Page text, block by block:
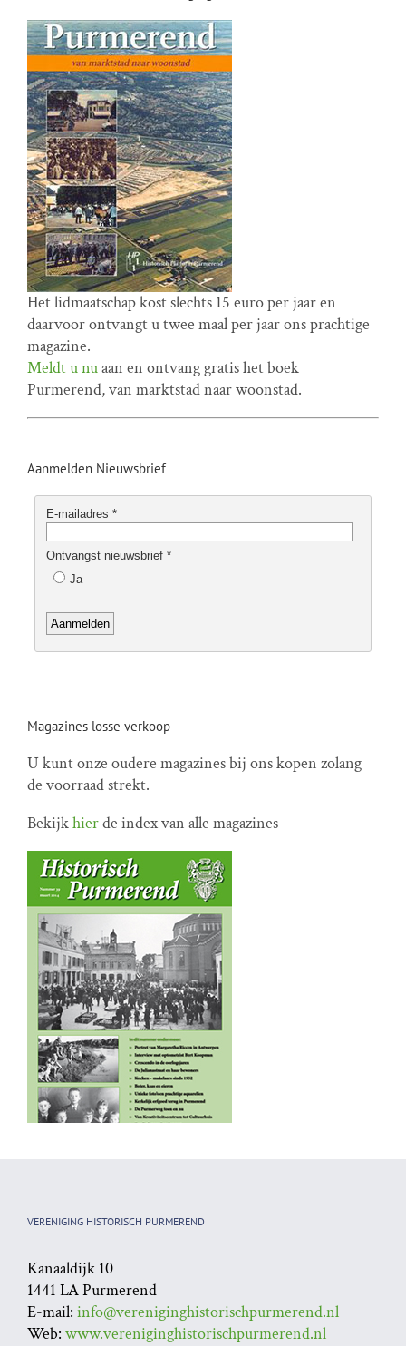
Het lidmaatschap kost slechts 15 euro per jaar en
daarvoor ontvangt u twee maal per jaar ons prachtige
magazine.
Meldt u nuaan en ontvang gratis het boek
Purmerend, van marktstad naar woonstad.
Aanmelden Nieuwsbrief
Magazines losse verkoop
U kunt onze oudere magazines bij ons kopen zolang
de voorraad strekt.
Bekijkhierde index van alle magazines
VERENIGING HISTORISCH PURMEREND
Kanaaldijk 10
1441 LA Purmerend
E-mail: info@vereniginghistorischpurmerend.nl
Web: www.vereniginghistorischpurmerend.nl